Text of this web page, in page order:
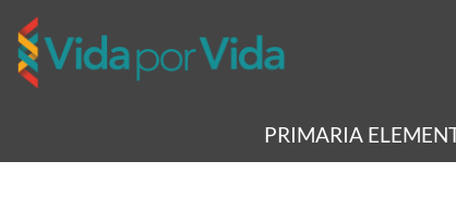
PRIMARIA